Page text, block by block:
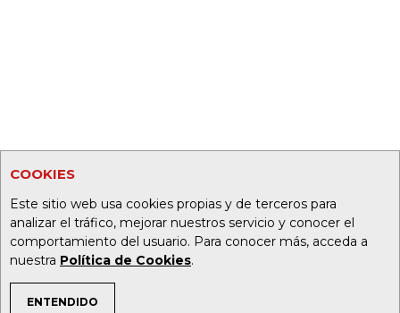
COOKIES
Este sitio web usa cookies propias y de terceros para
analizar el tráfico, mejorar nuestros servicio y conocer el
comportamiento del usuario. Para conocer más, acceda a
nuestra Política de Cookies.
ENTENDIDO